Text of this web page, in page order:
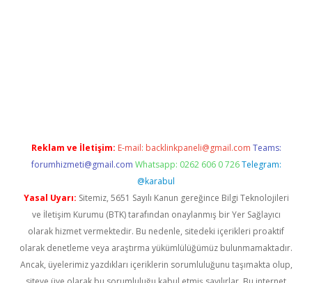
Reklam ve İletişim: E-mail: backlinkpaneli@gmail.com Teams:
forumhizmeti@gmail.com Whatsapp: 0262 606 0 726 Telegram:
@karabul
Yasal Uyarı: Sitemiz, 5651 Sayılı Kanun gereğince Bilgi Teknolojileri
ve İletişim Kurumu (BTK) tarafından onaylanmış bir Yer Sağlayıcı
olarak hizmet vermektedir. Bu nedenle, sitedeki içerikleri proaktif
olarak denetleme veya araştırma yükümlülüğümüz bulunmamaktadır.
Ancak, üyelerimiz yazdıkları içeriklerin sorumluluğunu taşımakta olup,